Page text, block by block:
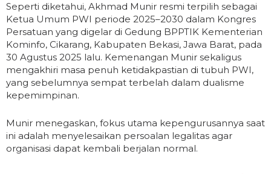
Seperti diketahui, Akhmad Munir resmi terpilih sebagai
Ketua Umum PWI periode 2025–2030 dalam Kongres
Persatuan yang digelar di Gedung BPPTIK Kementerian
Kominfo, Cikarang, Kabupaten Bekasi, Jawa Barat, pada
30 Agustus 2025 lalu. Kemenangan Munir sekaligus
mengakhiri masa penuh ketidakpastian di tubuh PWI,
yang sebelumnya sempat terbelah dalam dualisme
kepemimpinan.
Munir menegaskan, fokus utama kepengurusannya saat
ini adalah menyelesaikan persoalan legalitas agar
organisasi dapat kembali berjalan normal.